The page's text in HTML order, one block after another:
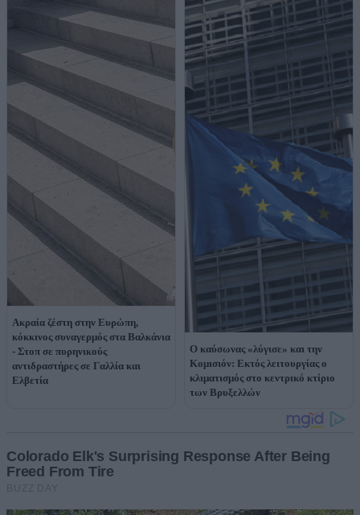
Ακραία ζέστη στην Ευρώπη,
κόκκινος συναγερμός στα Βαλκάνια
- Στοπ σε πυρηνικούς
αντιδραστήρες σε Γαλλία και
Ελβετία
O καύσωνας «λύγισε» και την
Κομισιόν: Εκτός λειτουργίας ο
κλιματισμός στο κεντρικό κτίριο
των Βρυξελλών